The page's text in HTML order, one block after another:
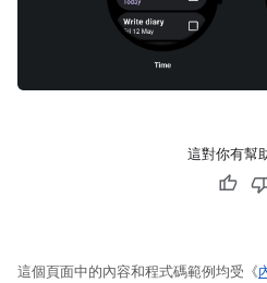
這對你有幫
這個頁面中的內容和程式碼範例均受《